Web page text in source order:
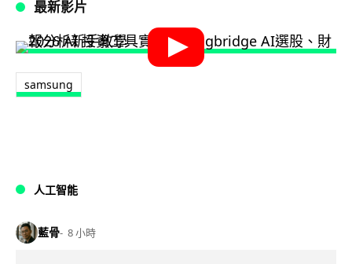
最新影片
samsung
人工智能
藍骨 8 小時